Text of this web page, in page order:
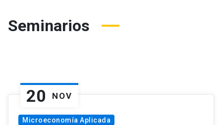
Seminarios
20 NOV
Microeconomía Aplicada